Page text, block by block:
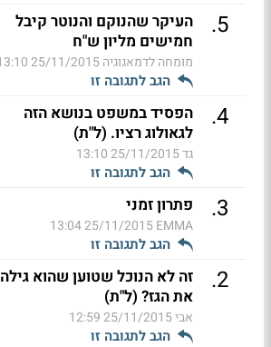
5
.
העיקר שהנוקם והנוטר קיבל
חמישים מליון ש"ח
מומחה לדמאגוגיה25/11/2015 13:10
הגב לתגובה זו
4
.
הפסיד במשפט בנושא הזה
לגאולוג רציו. (ל"ת)
גד25/11/2015 13:10
הגב לתגובה זו
3
. פתרון זמני
EMMA
25/11/2015 13:04
הגב לתגובה זו
2
.
זה לא הנוכל שטוען שהוא גילה
את הגז? (ל"ת)
אבי25/11/2015 12:59
הגב לתגובה זו